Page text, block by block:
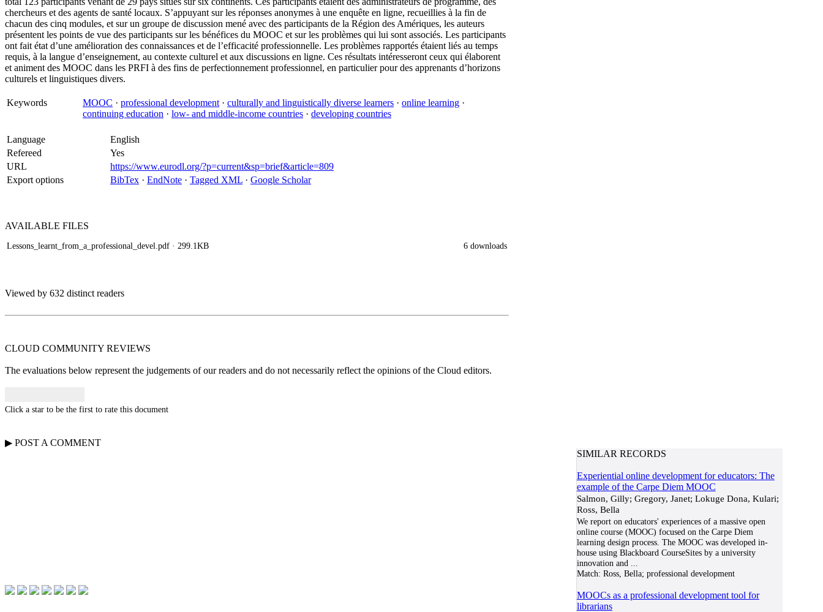
chercheurs et des agents de santé locaux. S’appuyant sur les réponses anonymes à une enquête en ligne, recueillies à la fin de
chacun des cinq modules, et sur un groupe de discussion mené avec des participants de la Région des Amériques, les auteurs
présentent les points de vue des participants sur les bénéfices du MOOC et sur les problèmes qui lui sont associés. Les participants
ont fait état d’une amélioration des connaissances et de l’efficacité professionnelle. Les problèmes rapportés étaient liés au temps
requis, à la langue d’enseignement, au contexte culturel et aux discussions en ligne. Ces résultats intéresseront ceux qui élaborent
et animent des MOOC dans les PRFI à des fins de perfectionnement professionnel, en particulier pour des apprenants d’horizons
culturels et linguistiques divers.
Keywords MOOC · professional development · culturally and linguistically diverse learners · online learning ·
continuing education · low- and middle-income countries · developing countries
Language
English
Refereed
Yes
URL
https://www.eurodl.org/?p=current&sp=brief&article=809
Export options
BibTex · EndNote · Tagged XML · Google Scholar
AVAILABLE FILES
Lessons_learnt_from_a_professional_devel.pdf · 299.1KB 6 downloads
Viewed by 632 distinct readers
CLOUD COMMUNITY REVIEWS
The evaluations below represent the judgements of our readers and do not necessarily reflect the opinions of the Cloud editors.
Click a star to be the first to rate this document
▶ POST A COMMENT
SIMILAR RECORDS
Experiential online development for educators: The
example of the Carpe Diem MOOC
Salmon, Gilly; Gregory, Janet; Lokuge Dona, Kulari;
Ross, Bella
We report on educators' experiences of a massive open
online course (MOOC) focused on the Carpe Diem
learning design process. The MOOC was developed in-
house using Blackboard CourseSites by a university
innovation and
Match: Ross, Bella; professional development
MOOCs as a professional development tool for
librarians